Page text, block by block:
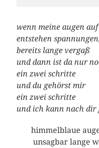
wenn meine augen
entstehen
bereits lange vergaß
und dann ist da nur
ein zwei schritte
und du gehörst mir
ein zwei schritte
und ich kann nach dir
himmelblaue
unsagbar lange